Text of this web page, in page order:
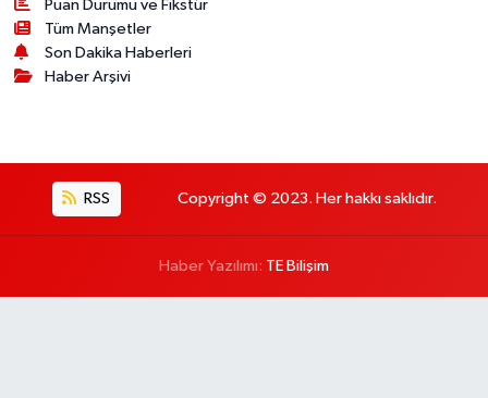
Puan Durumu ve Fikstür
Tüm Manşetler
Son Dakika Haberleri
Haber Arşivi
RSS Copyright © 2023. Her hakkı saklıdır.
Haber Yazılımı: TE Bilişim